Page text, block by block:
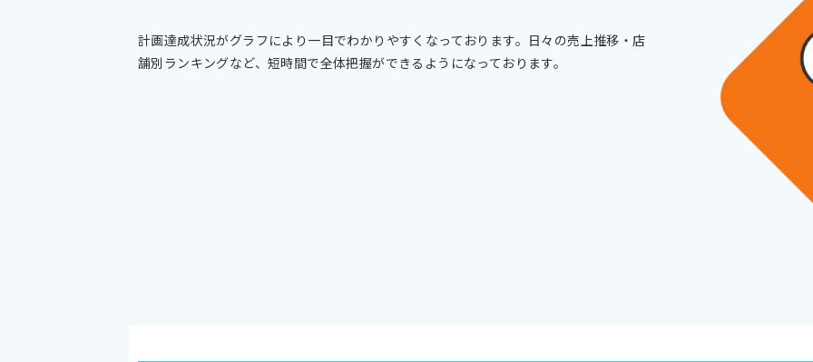
計画達成状況がグラフにより一目でわかりやすくなっております。日々の売上推移・店
舗別ランキングなど、短時間で全体把握ができるようになっております。